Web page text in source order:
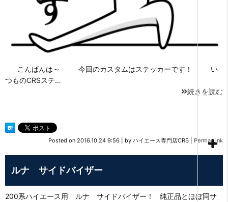
こんばんは～ 今回のカスタムはステッカーです！ い
つものCRSステ…
続きを読む
Posted on 2016.10.24 9:56 by ハイエース専門店CRS Perma Link
ルナ サイドバイザー
200系ハイエース用 ルナ サイドバイザー！ 純正品とほぼ同サ